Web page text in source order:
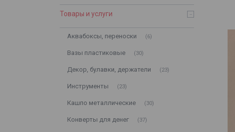
Товары и услуги
Аквабоксы, переноски 6
Вазы пластиковые 30
Декор, булавки, держатели 23
Инструменты 23
Кашпо металлические 30
Конверты для денег 37